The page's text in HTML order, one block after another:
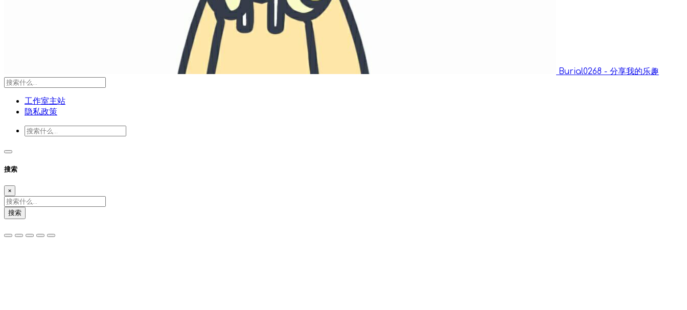
Burial0268 - 分享我的乐趣
工作室主站
隐私政策
搜索
×
搜索